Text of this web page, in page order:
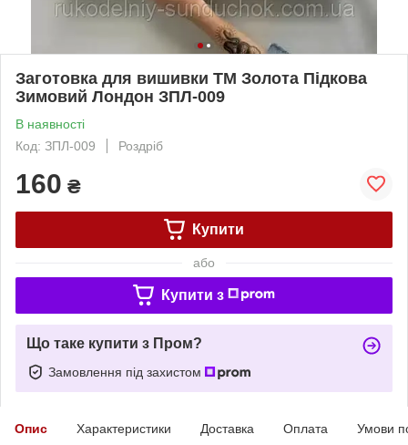
Заготовка для вишивки ТМ Золота Підкова
Зимовий Лондон ЗПЛ-009
В наявності
Код: ЗПЛ-009
Роздріб
160 ₴
Купити
або
Купити з
Що таке купити з Пром?
Замовлення під захистом
Опис Характеристики Доставка Оплата Умови